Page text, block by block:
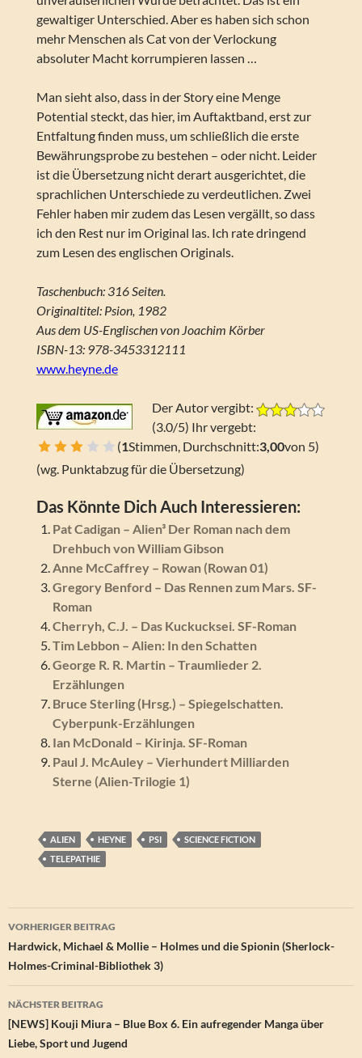
gewaltiger Unterschied. Aber es haben sich schon
mehr Menschen als Cat von der Verlockung
absoluter Macht korrumpieren lassen …
Man sieht also, dass in der Story eine Menge
Potential steckt, das hier, im Auftaktband, erst zur
Entfaltung finden muss, um schließlich die erste
Bewährungsprobe zu bestehen – oder nicht. Leider
ist die Übersetzung nicht derart ausgerichtet, die
sprachlichen Unterschiede zu verdeutlichen. Zwei
Fehler haben mir zudem das Lesen vergällt, so dass
ich den Rest nur im Original las. Ich rate dringend
zum Lesen des englischen Originals.
Taschenbuch: 316 Seiten.
Originaltitel: Psion, 1982
Aus dem US-Englischen von Joachim Körber
ISBN-13: 978-3453312111
www.heyne.de
Der Autor vergibt:
(3.0/5) Ihr vergebt:
Super
Gut
Geht so
Na ja
Schrecklich
(1Stimmen, Durchschnitt:3,00von 5)
(wg. Punktabzug für die Übersetzung)
Das Könnte Dich Auch Interessieren:
Pat Cadigan – Alien³ Der Roman nach dem
Drehbuch von William Gibson
Anne McCaffrey – Rowan (Rowan 01)
Gregory Benford – Das Rennen zum Mars. SF-
Roman
Cherryh, C.J. – Das Kuckucksei. SF-Roman
Tim Lebbon – Alien: In den Schatten
George R. R. Martin – Traumlieder 2.
Erzählungen
Bruce Sterling (Hrsg.) – Spiegelschatten.
Cyberpunk-Erzählungen
Ian McDonald – Kirinja. SF-Roman
Paul J. McAuley – Vierhundert Milliarden
Sterne (Alien-Trilogie 1)
ALIEN HEYNE PSI
SCIENCE FICTION
TELEPATHIE
Beitragsnavigation
VORHERIGER BEITRAG
Hardwick, Michael & Mollie – Holmes und die Spionin (Sherlock-
Holmes-Criminal-Bibliothek 3)
NÄCHSTER BEITRAG
[NEWS] Kouji Miura – Blue Box 6. Ein aufregender Manga über
Liebe, Sport und Jugend